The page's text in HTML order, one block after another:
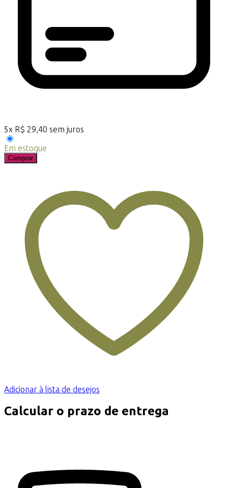
5x R$ 29,40 sem juros
Em estoque
Comprar
Adicionar à lista de desejos
Calcular o prazo de entrega